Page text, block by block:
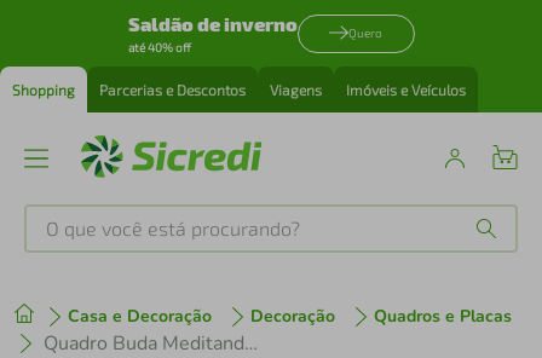
Saldão de inverno
até 40% off
Quero
Shopping Parcerias e Descontos Viagens Imóveis e Veículos
O que você está procurando?
Casa e Decoração Decoração Quadros e Placas
Quadro Buda Meditando 100x70 Filete Branco
1º tenis